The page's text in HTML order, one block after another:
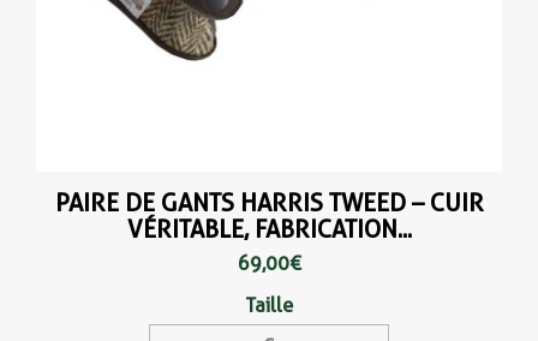
PAIRE DE GANTS HARRIS TWEED – CUIR
VÉRITABLE, FABRICATION...
69,00 €
Taille